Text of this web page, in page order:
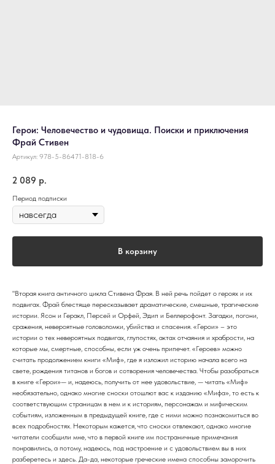
Герои: Человечество и чудовища. Поиски и приключения
Фрай Стивен
Артикул: 978-5-86471-818-6
2 089 р.
Период подписки
В корзину
"Вторая книга античного цикла Стивена Фрая. В ней речь пойдет о героях и их
подвигах. Фрай блестяще пересказывает драматические, смешные, трагические
истории. Ясон и Геракл, Персей и Орфей, Эдип и Беллерофонт. Загадки, погони,
сражения, невероятные головоломки, убийства и спасения. «Герои» – это
истории о тех невероятных подвигах, глупостях, актах отчаяния и храбрости, на
которые мы, смертные, способны, если уж очень припечет. «Героев» можно
считать продолжением книги «Миф», где я изложил историю начала всего на
свете, рождения титанов и богов и сотворения человечества. Чтобы разобраться
в книге «Герои»— и, надеюсь, получить от нее удовольствие, — читать «Миф»
необязательно, однако многие сноски отошлют вас к изданию «Мифа», то есть к
соответствующим страницам в нем и к историям, персонажам и мифическим
событиям, изложенным в предыдущей книге, где с ними можно познакомиться во
всех подробностях. Некоторым кажется, что сноски отвлекают, однако многие
читатели сообщили мне, что в первой книге им постраничные примечания
понравились, а потому, надеюсь, под настроение и с удовольствием вы в них
разберетесь и здесь. Да-да, некоторые греческие имена способны заморочить